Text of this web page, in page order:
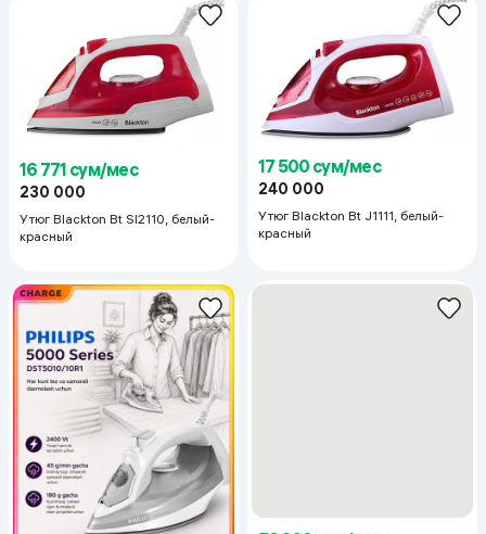
16 771 сум/мес
230 000
Утюг Blackton Bt SI2110, белый-
красный
17 500 сум/мес
240 000
Утюг Blackton Bt J1111, белый-
красный